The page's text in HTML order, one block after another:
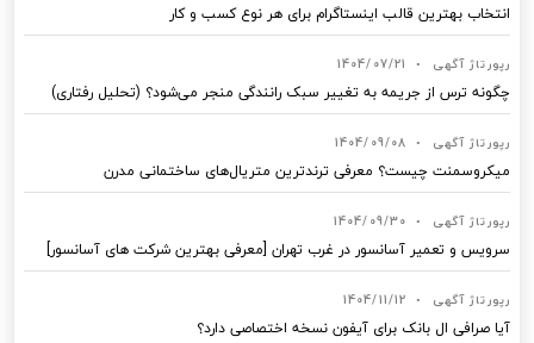
انتخاب بهترین قالب‌ اینستاگرام برای هر نوع کسب‌ و کار
رپورتاژ آگهی •
1404/07/21
چگونه ترس از جریمه به تغییر سبک رانندگی منجر می‌شود؟ (تحلیل رفتاری)
رپورتاژ آگهی •
1404/09/08
میکروسمنت چیست؟ معرفی ترندترین متریال‌های ساختمانی مدرن
رپورتاژ آگهی •
1404/09/30
سرویس و تعمیر آسانسور در غرب تهران [معرفی بهترین شرکت های آسانسور]
رپورتاژ آگهی •
1404/11/12
آیا صرافی ال بانک برای آیفون نسخه اختصاصی دارد؟